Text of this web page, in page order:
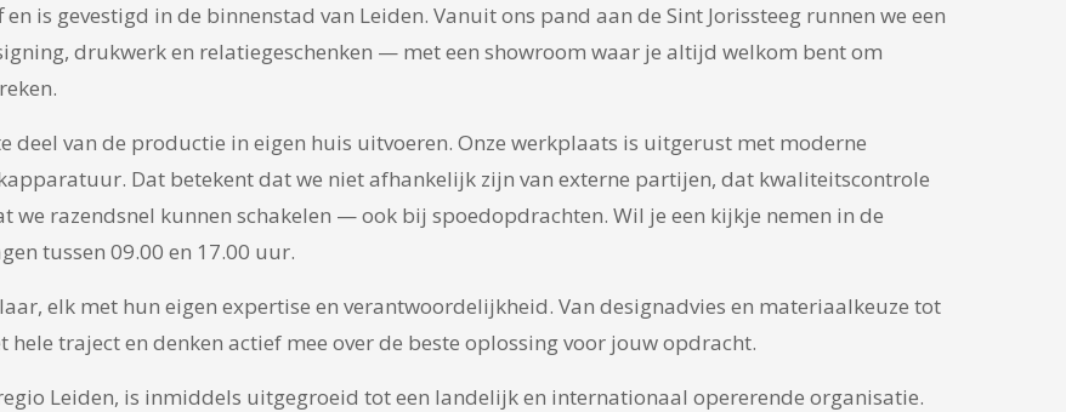
is gevestigd in de binnenstad van Leiden. Vanuit ons pand aan de Sint Jorissteeg runnen we een
drukwerk en relatiegeschenken — met een showroom waar je altijd welkom bent om
deel van de productie in eigen huis uitvoeren. Onze werkplaats is uitgerust met moderne
Dat betekent dat we niet afhankelijk zijn van externe partijen, dat kwaliteitscontrole
we razendsnel kunnen schakelen — ook bij spoedopdrachten. Wil je een kijkje nemen in de
tussen 09.00 en 17.00 uur.
elk met hun eigen expertise en verantwoordelijkheid. Van designadvies en materiaalkeuze tot
traject en denken actief mee over de beste oplossing voor jouw opdracht.
Leiden, is inmiddels uitgegroeid tot een landelijk en internationaal opererende organisatie.